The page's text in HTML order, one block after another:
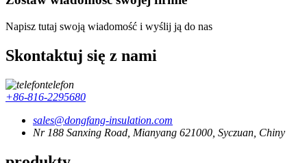
Napisz tutaj swoją wiadomość i wyślij ją do nas
Skontaktuj się z nami
telefon
+86-816-2295680
sales@dongfang-insulation.com
Nr 188 Sanxing Road, Mianyang 621000, Syczuan, Chiny